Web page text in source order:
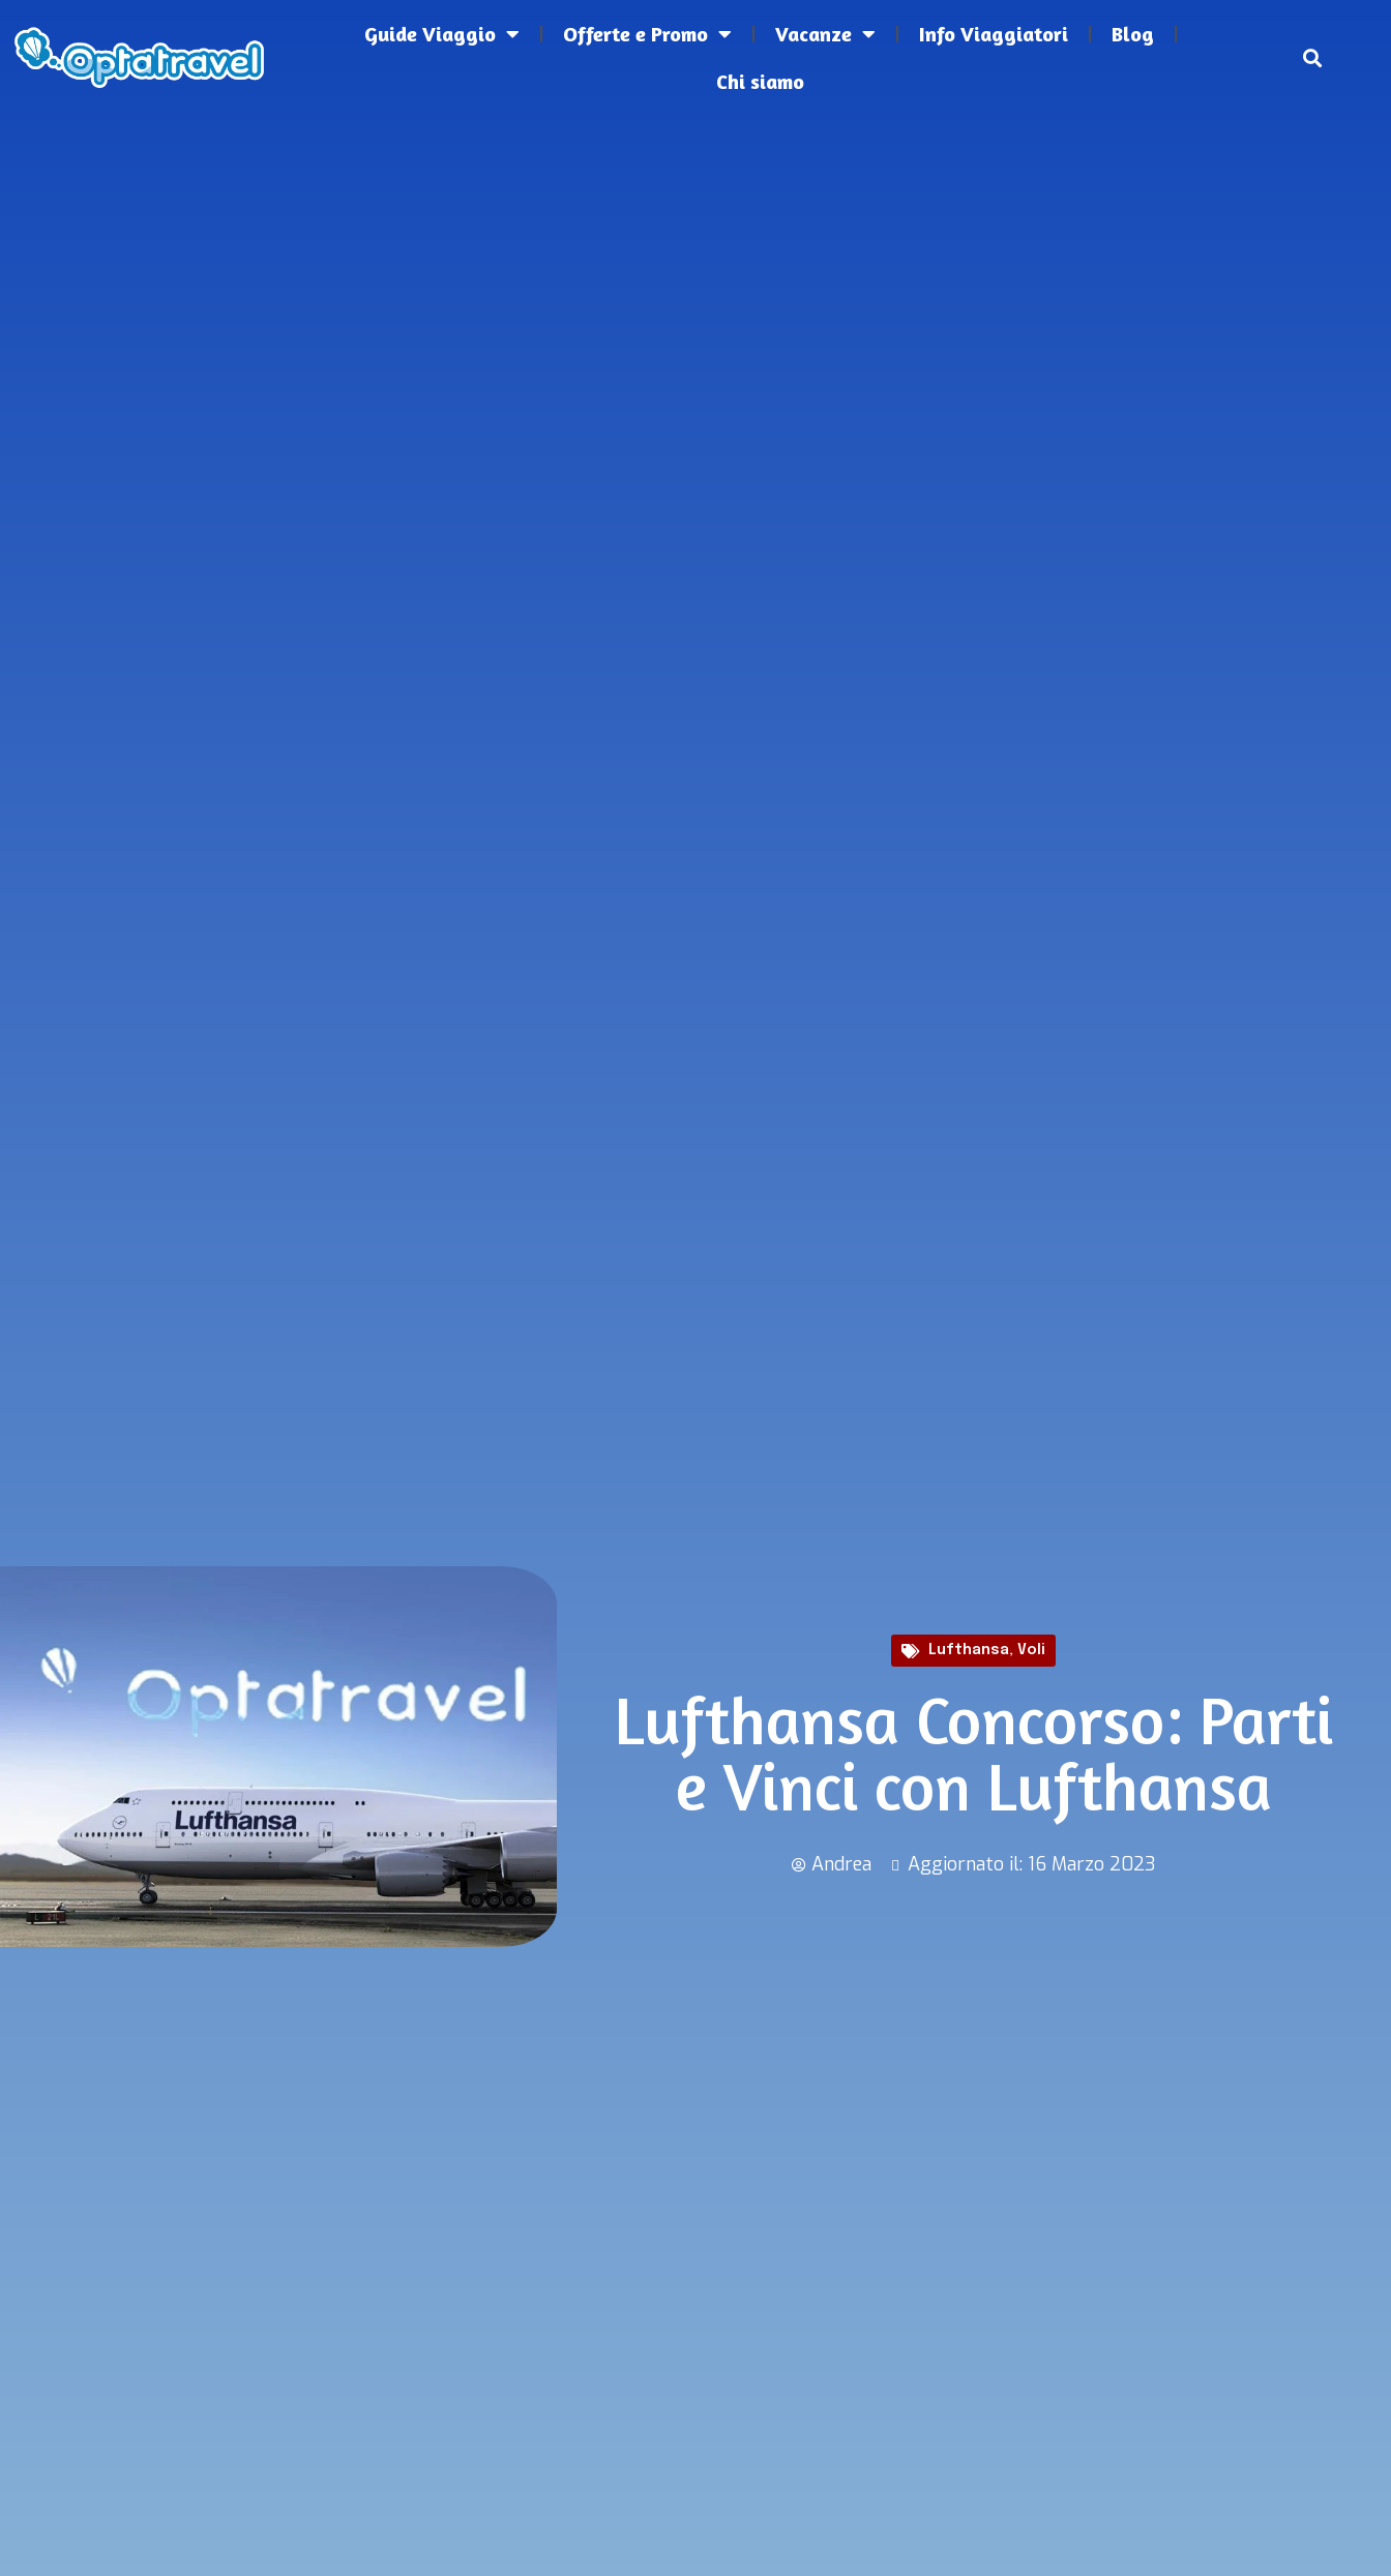
Guide Viaggio Offerte e Promo Vacanze Info Viaggiatori
Blog
Chi siamo
Lufthansa, Voli
Lufthansa Concorso: Parti
e Vinci con Lufthansa
Andrea Aggiornato il: 16 Marzo 2023